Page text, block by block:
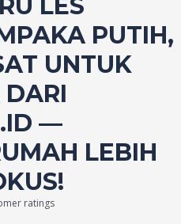
LES
PUTIH,
UNTUK
DARI
—
LEBIH
ratings